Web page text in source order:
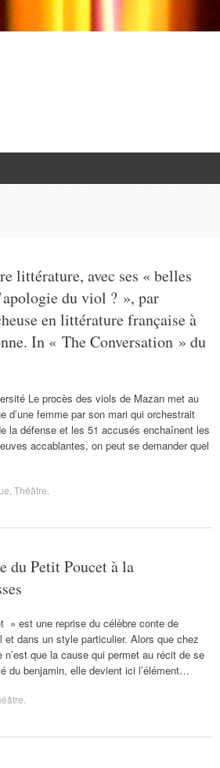
littérature, avec ses « belles
du viol ? », par
en littérature française à
In « The Conversation » du
Le procès des viols de Mazan met au
d’une femme par son mari qui orchestrait
la défense et les 51 accusés enchaînent les
accablantes, on peut se demander quel
Théâtre
du Petit Poucet à la
est une reprise du célèbre conte de
et dans un style particulier. Alors que chez
que la cause qui permet au récit de se
du benjamin, elle devient ici l’élément…